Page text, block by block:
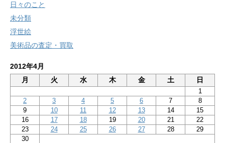
日々のこと
未分類
浮世絵
美術品の査定・買取
2012年4月
月
火 水 木 金 土 日
1
2
3 4 5 6 7
8
9
10 11 12 13 14
15
16
17 18 19 20 21
22
23
24 25 26 27 28
29
30